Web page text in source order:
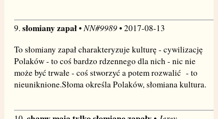
9. słomiany zapał•NN#9989• 2017-08-13
To słomiany zapał charakteryzuje kulturę - cywilizację
Polaków - to coś bardzo rdzennego dla nich - nic nie
może być trwałe - coś stworzyć a potem rozwalić - to
nieuniknione.Słoma określa Polaków, słomiana kultura.